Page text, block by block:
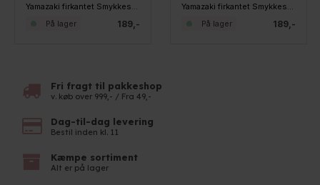
189,-
På lager 189,-
På lager
Fri fragt til pakkeshop
v. køb over 999,- / Fra 49,-
Dag-til-dag levering
Bestil inden kl. 11
Kæmpe sortiment
Alt er på lager